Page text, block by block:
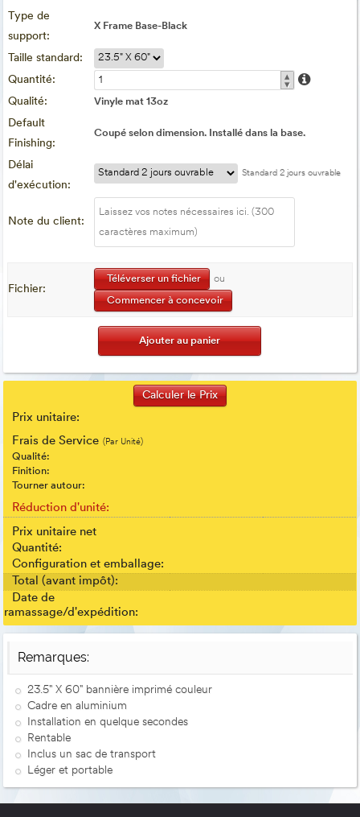
Type de
support:
X Frame Base-Black
Taille standard:
Quantité:
▴
▾
Qualité:
Vinyle mat 13oz
Default
Finishing:
Coupé selon dimension. Installé dans la base.
Délai
d'exécution:
Standard 2 jours ouvrable
Note du client:
Fichier:
Téléverser un fichier ou
Commencer à concevoir
Prix unitaire:
Frais de Service (Par Unité)
Qualité:
Finition:
Tourner autour:
Réduction d'unité:
Prix unitaire net
Quantité:
Configuration et emballage:
Total (avant impôt):
Date de
ramassage/d'expédition:
Remarques:
23.5" X 60" bannière imprimé couleur
Cadre en aluminium
Installation en quelque secondes
Rentable
Inclus un sac de transport
Léger et portable